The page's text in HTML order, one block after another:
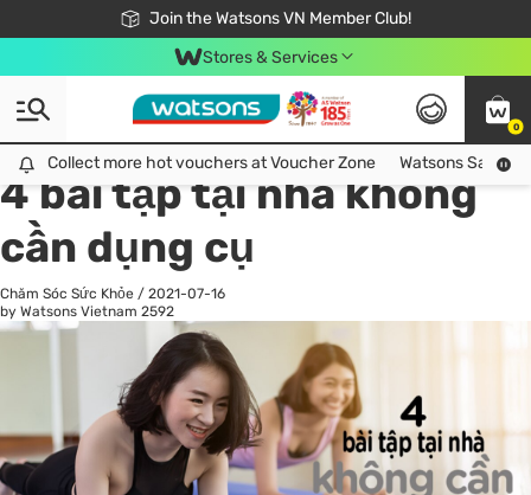
Join the Watsons VN Member Club!
Free Shipping For Order From 249,000Đ
24h Fast delivery in Hồ Chí Minh City
Stores & Services
0
Collect more hot vouchers at Voucher Zone
Collect more hot vouchers at Voucher Zone Watsons Safety
All
Chăm Sóc Cá Nhân
4 bài tập tại nhà không
cần dụng cụ
Chăm Sóc Sức Khỏe / 2021-07-16
by Watsons Vietnam 2592